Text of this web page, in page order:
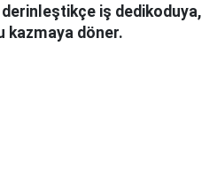
iş dedikoduya,
kazmaya döner.